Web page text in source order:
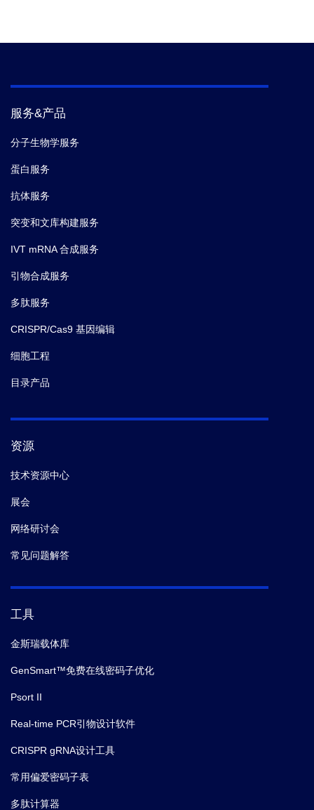
服务&产品
分子生物学服务
蛋白服务
抗体服务
突变和文库构建服务
IVT mRNA 合成服务
引物合成服务
多肽服务
CRISPR/Cas9 基因编辑
细胞工程
目录产品
资源
技术资源中心
展会
网络研讨会
常见问题解答
工具
金斯瑞载体库
GenSmart™免费在线密码子优化
Psort II
Real-time PCR引物设计软件
CRISPR gRNA设计工具
常用偏爱密码子表
多肽计算器